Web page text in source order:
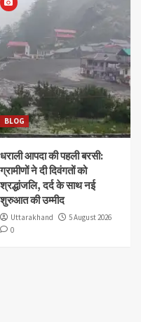
BLOG
धराली आपदा की पहली बरसी:
ग्रामीणों ने दी दिवंगतों को
श्रद्धांजलि, दर्द के साथ नई
शुरुआत की उम्मीद
Uttarakhand
5 August 2026
0